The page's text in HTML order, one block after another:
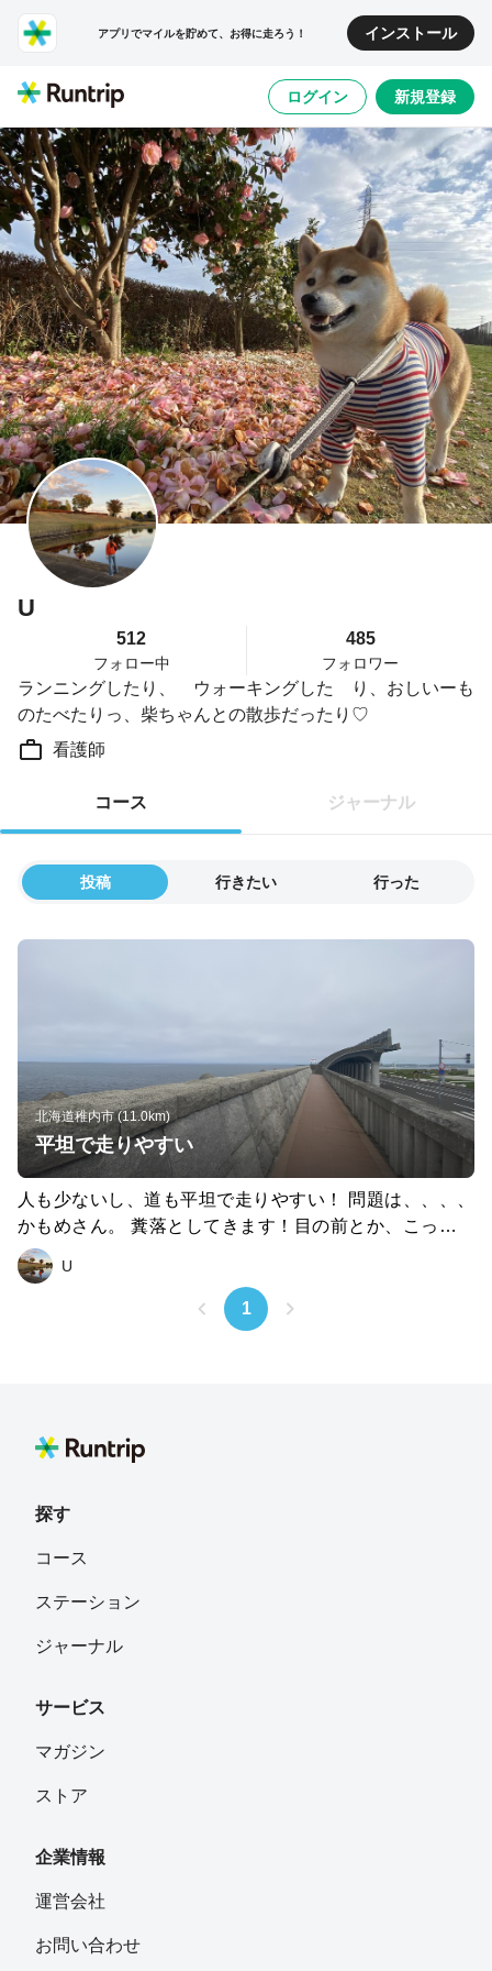
アプリでマイルを貯めて、お得に走ろう！ インストール
ログイン 新規登録
U
512
フォロー中
485
フォロワー
ランニングしたり、 ウォーキングした り、おしいーも
のたべたりっ、柴ちゃんとの散歩だったり♡
看護師
コース ジャーナル
投稿 行きたい 行った
北海道稚内市 (11.0km)
平坦で走りやすい
人も少ないし、道も平坦で走りやすい！ 問題は、、、、
かもめさん。 糞落としてきます！目の前とか、こっちく
んじゃねぇぇっ！と。。。そこが難点。
U
1
探す
コース
ステーション
ジャーナル
サービス
マガジン
ストア
企業情報
運営会社
お問い合わせ